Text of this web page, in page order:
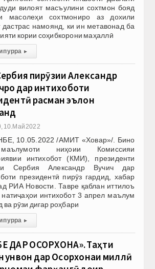
вилоят масъулини сохтмон бояд
масолеҳи сохтмониро аз дохили
дастрас намоянд, ки ин метавонад ба
кории соҳибкорони маҳаллӣ
пурра ▸
пирӯзии Александр
дар интихоботи
расман эълон
10.Май 2022
10.05.2022 /АМИТ «Ховар»/. Бино
ниҳоии Комиссияи
интихобот (КМИ), президенти
Сербия Александр Вучич дар
президентӣ пирӯз гардид, хабар
РИА Новости. Тавре қаблан иттилоъ
натиҷаҳои интихобот 3 апрел маълум
ва рӯзи дигар роҳбари
пурра ▸
ДАР ОСОРХОНА». Таҳти
унвон дар Осорхонаи миллӣ